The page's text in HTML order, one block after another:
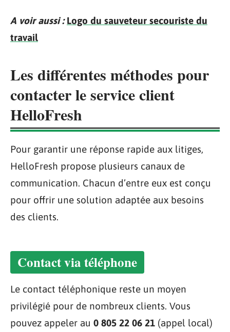
A voir aussi : Logo du sauveteur secouriste du
travail
Les différentes méthodes pour
contacter le service client
HelloFresh
Pour garantir une réponse rapide aux litiges,
HelloFresh propose plusieurs canaux de
communication. Chacun d’entre eux est conçu
pour offrir une solution adaptée aux besoins
des clients.
Contact via téléphone
Le contact téléphonique reste un moyen
privilégié pour de nombreux clients. Vous
pouvez appeler au 0 805 22 06 21 (appel local)